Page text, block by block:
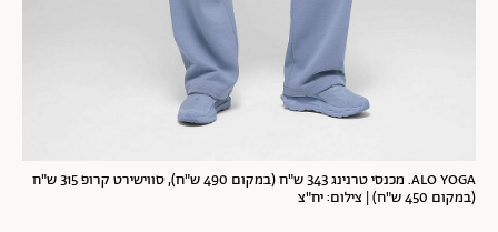
ALO YOGA. מכנסי טרנינג 343 ש"ח (במקום 490 ש"ח), סווישירט קרופ 315 ש"ח
(במקום 450 ש"ח) | צילום: יח"צ